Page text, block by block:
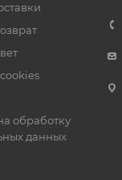
обработку
данных